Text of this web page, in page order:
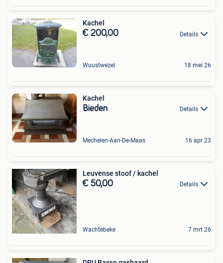
Kachel
€ 200,00 Details
Wuustwezel 18 mei 26
Kachel
Bieden Details
Mechelen-Aan-De-Maas 16 apr 23
Leuvense stoof / kachel
€ 50,00 Details
Wachtebeke 7 mrt 26